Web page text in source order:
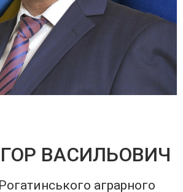
ВАСИЛЬОВИЧ
аграрного